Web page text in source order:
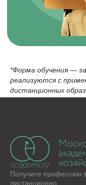
*Форма обучения —
реализуются с
дистанционных